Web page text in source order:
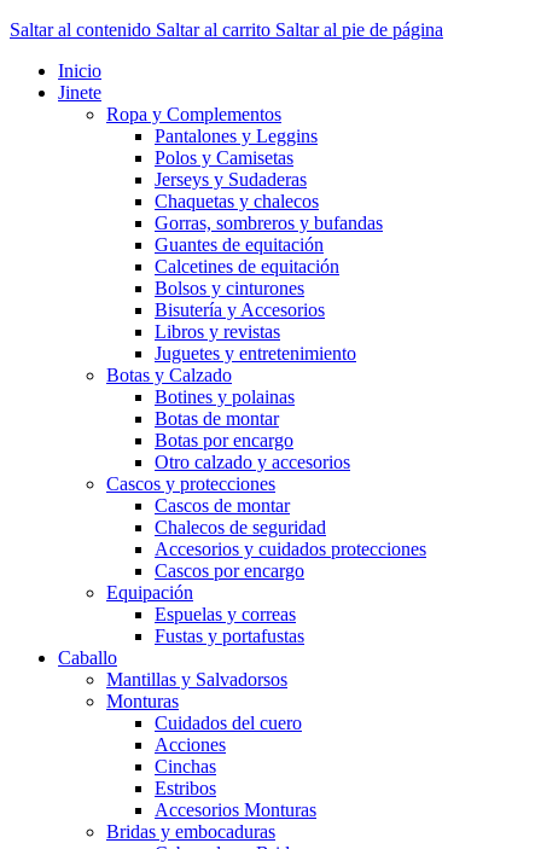
Saltar al contenido Saltar al carrito Saltar al pie de página
Inicio
Jinete
Ropa y Complementos
Pantalones y Leggins
Polos y Camisetas
Jerseys y Sudaderas
Chaquetas y chalecos
Gorras, sombreros y bufandas
Guantes de equitación
Calcetines de equitación
Bolsos y cinturones
Bisutería y Accesorios
Libros y revistas
Juguetes y entretenimiento
Botas y Calzado
Botines y polainas
Botas de montar
Botas por encargo
Otro calzado y accesorios
Cascos y protecciones
Cascos de montar
Chalecos de seguridad
Accesorios y cuidados protecciones
Cascos por encargo
Equipación
Espuelas y correas
Fustas y portafustas
Caballo
Mantillas y Salvadorsos
Monturas
Cuidados del cuero
Acciones
Cinchas
Estribos
Accesorios Monturas
Bridas y embocaduras